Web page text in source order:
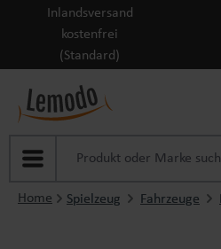
Zum Hauptinhalt springen
Inlandsversand
kostenfrei
(Standard)
Home Spielzeug Fahrzeuge